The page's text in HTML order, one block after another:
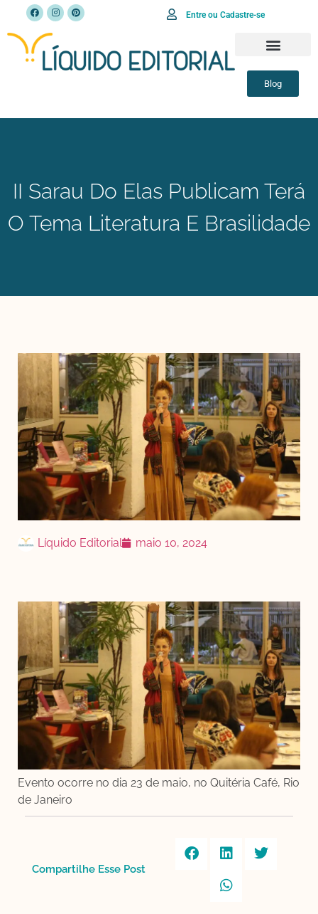
Entre ou Cadastre-se
Blog
II Sarau Do Elas Publicam Terá
O Tema Literatura E Brasilidade
Líquido Editorial maio 10, 2024
Evento ocorre no dia 23 de maio, no Quitéria Café, Rio
de Janeiro
Compartilhe Esse Post​